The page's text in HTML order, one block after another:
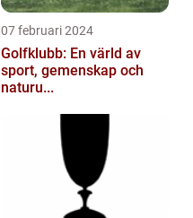
07 februari 2024
Golfklubb: En värld av
sport, gemenskap och
naturu...